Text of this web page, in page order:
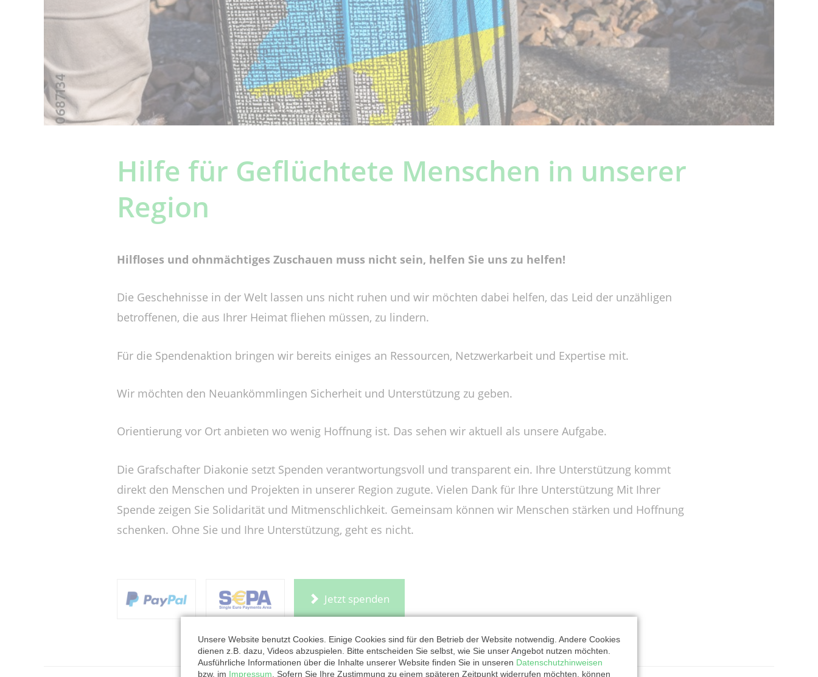
Hilfe für Geflüchtete Menschen in unserer
Region
Hilfloses und ohnmächtiges Zuschauen muss nicht sein, helfen Sie uns zu helfen!
Die Geschehnisse in der Welt lassen uns nicht ruhen und wir möchten dabei helfen, das Leid der unzähligen
betroffenen, die aus Ihrer Heimat fliehen müssen, zu lindern.
Für die Spendenaktion bringen wir bereits einiges an Ressourcen, Netzwerkarbeit und Expertise mit.
Wir möchten den Neuankömmlingen Sicherheit und Unterstützung zu geben.
Orientierung vor Ort anbieten wo wenig Hoffnung ist. Das sehen wir aktuell als unsere Aufgabe.
Die Grafschafter Diakonie setzt Spenden verantwortungsvoll und transparent ein. Ihre Unterstützung kommt
direkt den Menschen und Projekten in unserer Region zugute. Vielen Dank für Ihre Unterstützung Mit Ihrer
Spende zeigen Sie Solidarität und Mitmenschlichkeit. Gemeinsam können wir Menschen stärken und Hoffnung
schenken. Ohne Sie und Ihre Unterstützung, geht es nicht.
Jetzt spenden
Unsere Website benutzt Cookies. Einige Cookies sind für den Betrieb der Website notwendig. Andere Cookies
dienen z.B. dazu, Videos abzuspielen. Bitte entscheiden Sie selbst, wie Sie unser Angebot nutzen möchten.
Ausführliche Informationen über die Inhalte unserer Website finden Sie in unseren Datenschutzhinweisen
bzw. im Impressum . Sofern Sie Ihre Zustimmung zu einem späteren Zeitpunkt widerrufen möchten, können